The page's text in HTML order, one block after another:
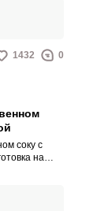
без
1432 0
соку с
на